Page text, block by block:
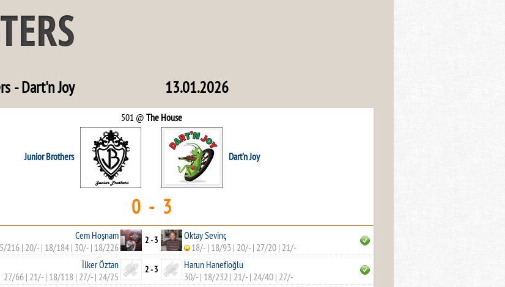
13.01.2026
- Dart'n Joy
501 @ The House
Junior Brothers Dart'n Joy
0 - 3
Cem Hoşnam
216| 20/- | 18/184 | 30/- | 18/226
2 - 3
Oktay Sevinç
18/- | 18/93 | 20/- | 27/20 | 21/-
İlker Öztan
27/66 | 21/- | 18/118 | 27/- | 24/25
2 - 3
Harun Hanefioğlu
30/- | 18/232 | 21/- | 24/40 | 27/-